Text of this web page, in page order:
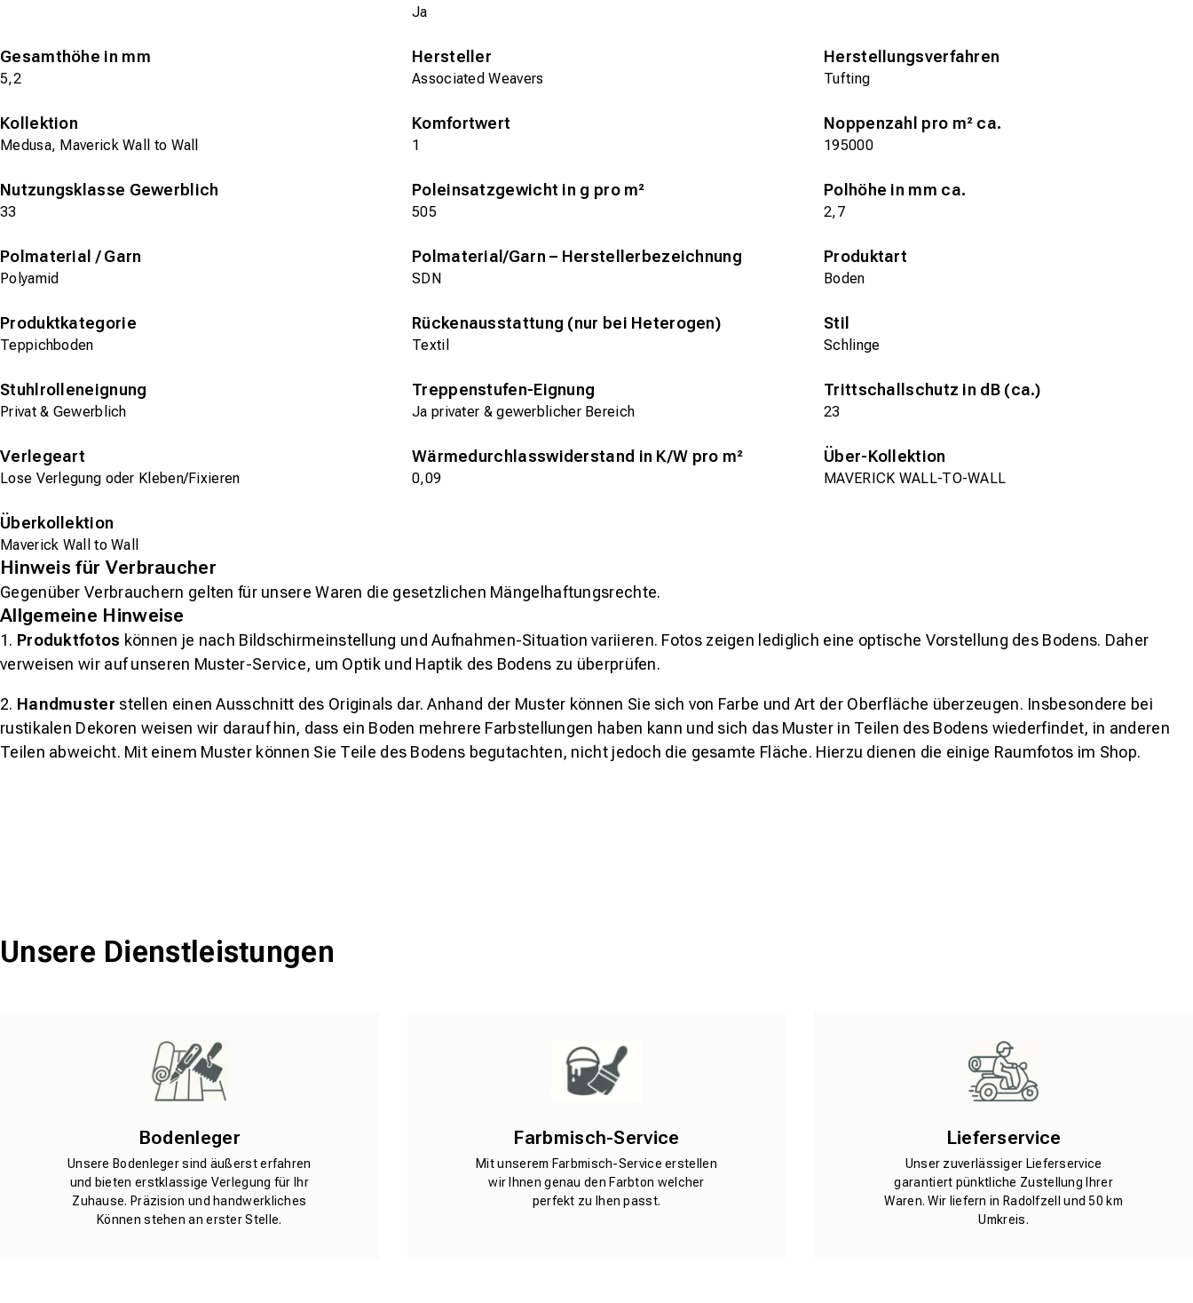
Ja
Gesamthöhe in mm
5,2
Hersteller
Associated Weavers
Herstellungsverfahren
Tufting
Kollektion
Medusa, Maverick Wall to Wall
Komfortwert
1
Noppenzahl pro m² ca.
195000
Nutzungsklasse Gewerblich
33
Poleinsatzgewicht in g pro m²
505
Polhöhe in mm ca.
2,7
Polmaterial / Garn
Polyamid
Polmaterial/Garn – Herstellerbezeichnung
SDN
Produktart
Boden
Produktkategorie
Teppichboden
Rückenausstattung (nur bei Heterogen)
Textil
Stil
Schlinge
Stuhlrolleneignung
Privat & Gewerblich
Treppenstufen-Eignung
Ja privater & gewerblicher Bereich
Trittschallschutz in dB (ca.)
23
Verlegeart
Lose Verlegung oder Kleben/Fixieren
Wärmedurchlasswiderstand in K/W pro m²
0,09
Über-Kollektion
MAVERICK WALL-TO-WALL
Überkollektion
Maverick Wall to Wall
Hinweis für Verbraucher
Gegenüber Verbrauchern gelten für unsere Waren die gesetzlichen Mängelhaftungsrechte.
Allgemeine Hinweise
1. Produktfotos können je nach Bildschirmeinstellung und Aufnahmen-Situation variieren. Fotos zeigen lediglich eine optische Vorstellung des Bodens. Daher
verweisen wir auf unseren Muster-Service, um Optik und Haptik des Bodens zu überprüfen.
2. Handmuster stellen einen Ausschnitt des Originals dar. Anhand der Muster können Sie sich von Farbe und Art der Oberfläche überzeugen. Insbesondere bei
rustikalen Dekoren weisen wir darauf hin, dass ein Boden mehrere Farbstellungen haben kann und sich das Muster in Teilen des Bodens wiederfindet, in anderen
Teilen abweicht. Mit einem Muster können Sie Teile des Bodens begutachten, nicht jedoch die gesamte Fläche. Hierzu dienen die einige Raumfotos im Shop.
Unsere Dienstleistungen
Bodenleger
Unsere Bodenleger sind äußerst erfahren
und bieten erstklassige Verlegung für Ihr
Zuhause. Präzision und handwerkliches
Können stehen an erster Stelle.
Farbmisch-Service
Mit unserem Farbmisch-Service erstellen
wir Ihnen genau den Farbton welcher
perfekt zu Ihen passt.
Lieferservice
Unser zuverlässiger Lieferservice
garantiert pünktliche Zustellung Ihrer
Waren. Wir liefern in Radolfzell und 50 km
Umkreis.